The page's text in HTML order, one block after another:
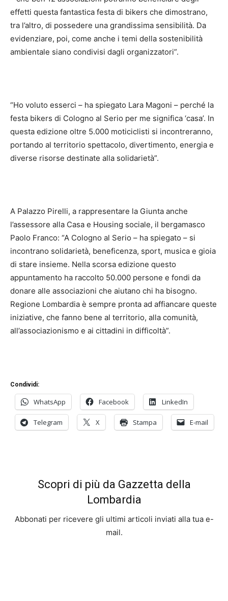
effetti questa fantastica festa di bikers che dimostrano,
tra l’altro, di possedere una grandissima sensibilità. Da
evidenziare, poi, come anche i temi della sostenibilità
ambientale siano condivisi dagli organizzatori”.
“Ho voluto esserci – ha spiegato Lara Magoni – perché la
festa bikers di Cologno al Serio per me significa ‘casa’. In
questa edizione oltre 5.000 moticiclisti si incontreranno,
portando al territorio spettacolo, divertimento, energia e
diverse risorse destinate alla solidarietà”.
A Palazzo Pirelli, a rappresentare la Giunta anche
l’assessore alla Casa e Housing sociale, il bergamasco
Paolo Franco: “A Cologno al Serio – ha spiegato – si
incontrano solidarietà, beneficenza, sport, musica e gioia
di stare insieme. Nella scorsa edizione questo
appuntamento ha raccolto 50.000 persone e fondi da
donare alle associazioni che aiutano chi ha bisogno.
Regione Lombardia è sempre pronta ad affiancare queste
iniziative, che fanno bene al territorio, alla comunità,
all’associazionismo e ai cittadini in difficoltà”.
Condividi:
WhatsApp Facebook LinkedIn
Telegram X Stampa E-mail
Scopri di più da Gazzetta della
Lombardia
Abbonati per ricevere gli ultimi articoli inviati alla tua e-
mail.